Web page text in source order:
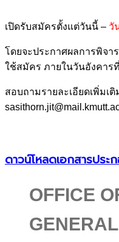
เปิดรับสมัครตั้งแต่วันนี้ – วั
โดยจะประกาศผลการพิจ
ใช้สมัคร ภายในวันอังคาร
สอบถามรายละเอียดเพิ่ม
ดาวน์โหลดเอกสารประ
OFFICE